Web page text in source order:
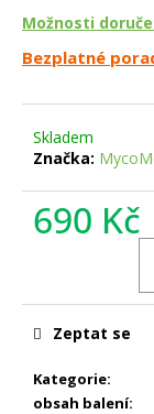
Možnosti
Bezplatné
Skladem
Značka:
690 Kč
Kategorie:
obsah balení:
Zeptat se
D
o
o
u
e